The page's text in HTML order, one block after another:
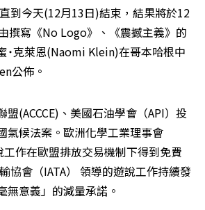
到今天(12月13日)結束，結果將於12
撰寫《No Logo》、《震撼主義》的
克萊恩(Naomi Klein)在哥本哈根中
公佈。
盟(ACCCE)、美國石油學會（API）投
氣候法案。歐洲化學工業理事會
工作在歐盟排放交易機制下得到免費
協會（IATA） 領導的遊說工作持續發
無意義」的減量承諾。